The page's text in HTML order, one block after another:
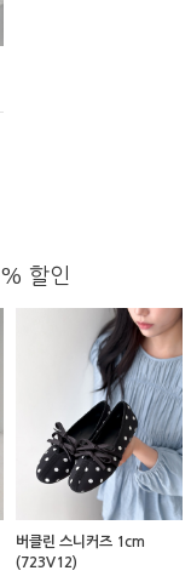
할인
버클린 스니커즈 1cm
(723V12)